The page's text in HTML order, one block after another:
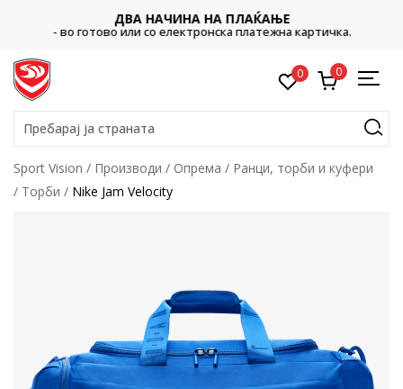
ДВА НАЧИНА НА ПЛАЌАЊЕ
- во готово или со електронска платежна картичка.
0 0
Пребарај ја страната
Sport Vision Производи Опрема
Ранци, торби и куфери
Торби
Nike Jam Velocity